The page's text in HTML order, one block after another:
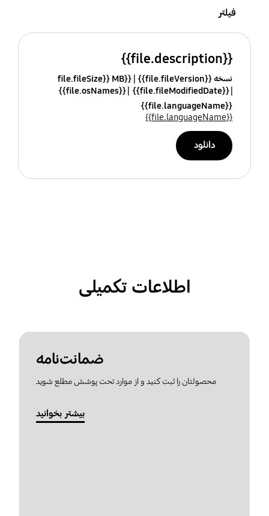
فیلتر
{{file.description}}
نسخه {{file.fileVersion}}
{{file.fileSize}} MB
{{file.fileModifiedDate}}
{{file.osNames}}
{{file.languageName}}
{{file.languageName}}
دانلود
اطلاعات تکمیلی
ضمانت‌نامه
محصولتان را ثبت کنید و از موارد تحت پوشش مطلع شوید
بیشتر بخوانید